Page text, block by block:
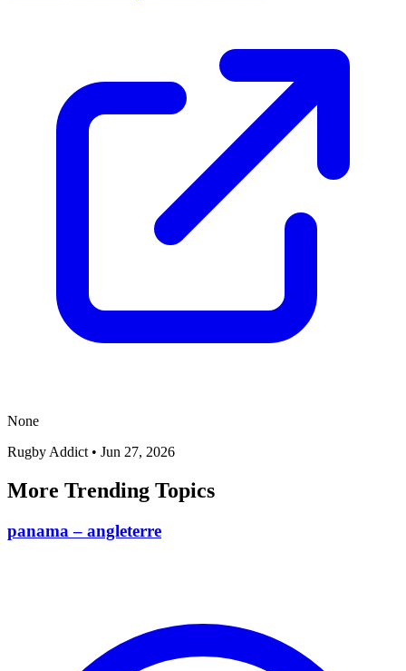
None
Rugby Addict • Jun 27, 2026
More Trending Topics
panama – angleterre